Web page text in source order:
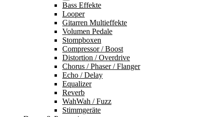
Bass Effekte
Looper
Gitarren Multieffekte
Volumen Pedale
Stompboxen
Compressor / Boost
Distortion / Overdrive
Chorus / Phaser / Flanger
Echo / Delay
Equalizer
Reverb
WahWah / Fuzz
Stimmgeräte